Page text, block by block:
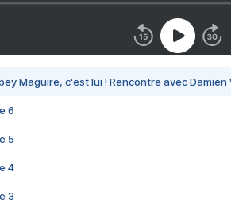
Maguire, c'est lui ! Rencontre avec Damien
6
5
4
3